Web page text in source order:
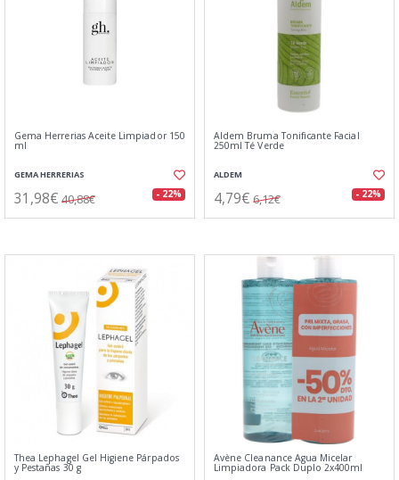
Gema Herrerias Aceite Limpiador 150
ml
GEMA HERRERIAS
31,98€ 40,88€ - 22%
Aldem Bruma Tonificante Facial
250ml Té Verde
ALDEM
4,79€ 6,12€ - 22%
Thea Lephagel Gel Higiene Párpados
y Pestañas 30 g
Avène Cleanance Agua Micelar
Limpiadora Pack Duplo 2x400ml